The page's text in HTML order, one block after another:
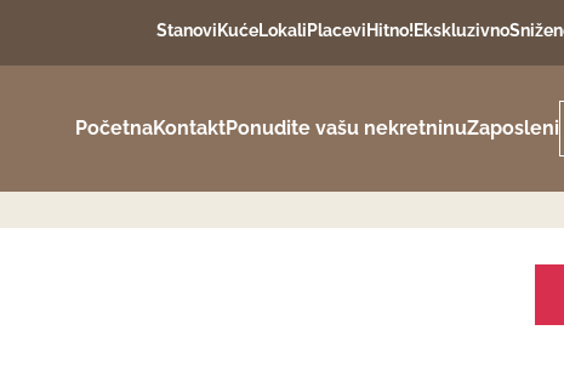
Stanovi KućeLokali Placevi Hitno! Ekskluzivno
PočetnaKontaktPonudite vašu nekretninuZaposleni